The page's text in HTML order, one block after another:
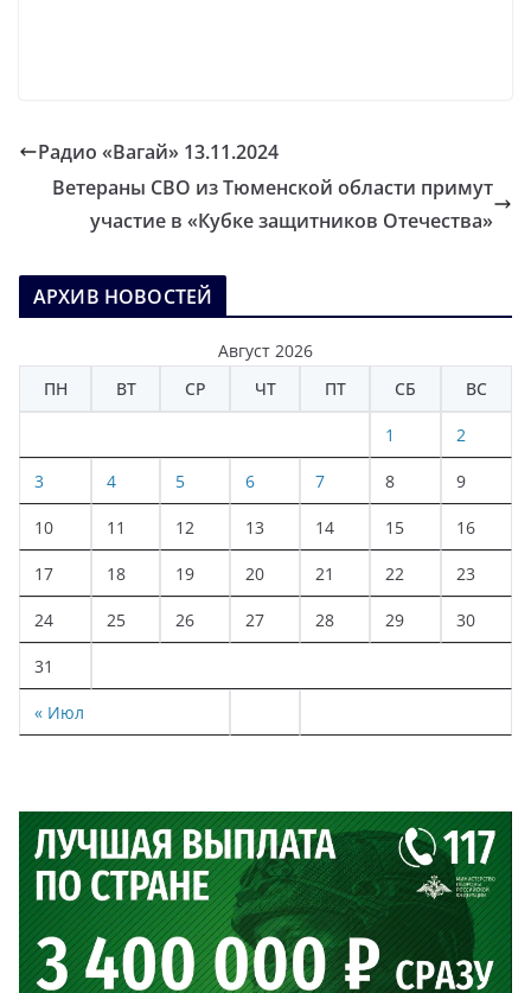
Радио «Вагай» 13.11.2024
Ветераны СВО из Тюменской области примут
участие в «Кубке защитников Отечества»
АРХИВ НОВОСТЕЙ
Август 2026
ПН
ВТ СР ЧТ ПТ СБ ВС
« Июл
1 2
3 4 5 6 7 8 9
10 11 12 13 14 15 16
17 18 19 20 21 22 23
24 25 26 27 28 29 30
31